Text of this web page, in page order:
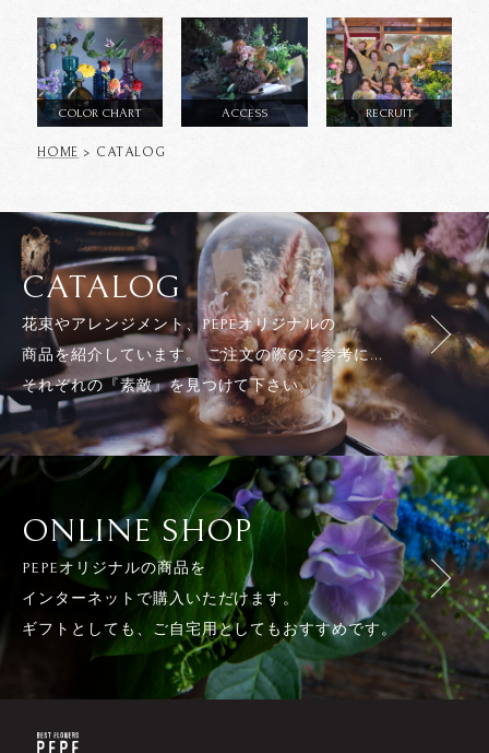
COLOR CHART ACCESS RECRUIT
HOME > CATALOG
CATALOG
花束やアレンジメント、PEPEオリジナルの
商品を紹介しています。 ご注文の際のご参考に...
それぞれの『素敵』を見つけて下さい。
ONLINE SHOP
PEPEオリジナルの商品を
インターネットで購入いただけます。
ギフトとしても、ご自宅用としてもおすすめです。